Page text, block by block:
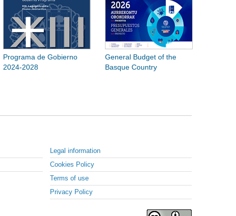
Programa de Gobierno
2024-2028
General Budget of the
Basque Country
Legal information
Cookies Policy
Terms of use
Privacy Policy